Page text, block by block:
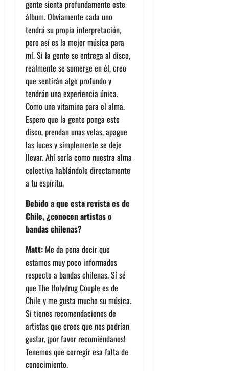
gente sienta profundamente este
álbum. Obviamente cada uno
tendrá su propia interpretación,
pero así es la mejor música para
mí. Si la gente se entrega al disco,
realmente se sumerge en él, creo
que sentirán algo profundo y
tendrán una experiencia única.
Como una vitamina para el alma.
Espero que la gente ponga este
disco, prendan unas velas, apague
las luces y simplemente se deje
llevar. Ahí sería como nuestra alma
colectiva hablándole directamente
a tu espíritu.
Debido a que esta revista es de
Chile, ¿conocen artistas o
bandas chilenas?
Matt: Me da pena decir que
estamos muy poco informados
respecto a bandas chilenas. Sí sé
que The Holydrug Couple es de
Chile y me gusta mucho su música.
Si tienes recomendaciones de
artistas que crees que nos podrían
gustar, ¡por favor recomiéndanos!
Tenemos que corregir esa falta de
conocimiento.